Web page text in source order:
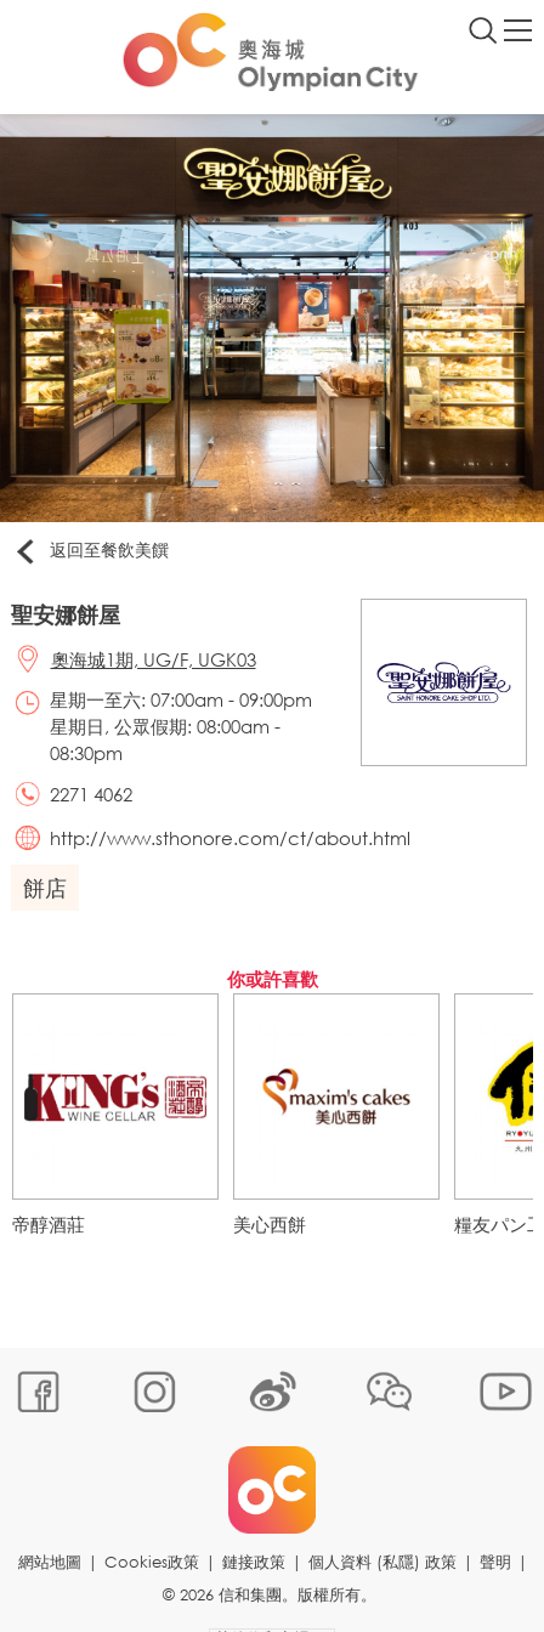
返回至餐飲美饌
聖安娜餅屋
奧海城1期, UG/F, UGK03
星期一至六: 07:00am - 09:00pm
星期日, 公眾假期: 08:00am -
08:30pm
2271 4062
http://www.sthonore.com/ct/about.html
餅店
你或許喜歡
帝醇酒莊 美心西餅 糧友パン
網站地圖 | Cookies政策 | 鏈接政策 | 個人資料 (私隱) 政策 | 聲明 |
© 2026 信和集團。版權所有。